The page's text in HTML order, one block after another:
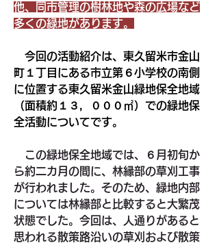
他、同市管理の樹林地や森の広場など
多くの緑地があります。
今回の活動紹介は、東久留米市金山
町１丁目にある市立第６小学校の南側
に位置する東久留米金山緑地保全地域
（面積約１３，０００㎡）での緑地保
全活動についてです。
この緑地保全地域では、６月初旬か
ら約二カ月の間に、林縁部の草刈工事
が行われました。そのため、緑地内部
については林縁部と比較すると大繁茂
状態でした。今回は、人通りがあると
思われる散策路沿いの草刈および散策